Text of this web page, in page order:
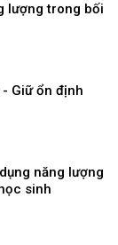
lượng trong bối
Giữ ổn định
năng lượng
sinh